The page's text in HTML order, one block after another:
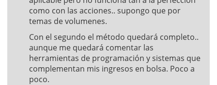
como con las acciones.. supongo que por
temas de volumenes.
Con el segundo el método quedará completo..
aunque me quedará comentar las
herramientas de programación y sistemas que
complementan mis ingresos en bolsa. Poco a
poco.